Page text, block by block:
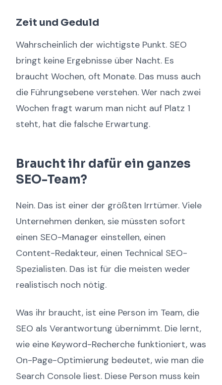
Zeit und Geduld
Wahrscheinlich der wichtigste Punkt. SEO
bringt keine Ergebnisse über Nacht. Es
braucht Wochen, oft Monate. Das muss auch
die Führungsebene verstehen. Wer nach zwei
Wochen fragt warum man nicht auf Platz 1
steht, hat die falsche Erwartung.
Braucht ihr dafür ein ganzes
SEO-Team?
Nein. Das ist einer der größten Irrtümer. Viele
Unternehmen denken, sie müssten sofort
einen SEO-Manager einstellen, einen
Content-Redakteur, einen Technical SEO-
Spezialisten. Das ist für die meisten weder
realistisch noch nötig.
Was ihr braucht, ist eine Person im Team, die
SEO als Verantwortung übernimmt. Die lernt,
wie eine Keyword-Recherche funktioniert, was
On-Page-Optimierung bedeutet, wie man die
Search Console liest. Diese Person muss kein